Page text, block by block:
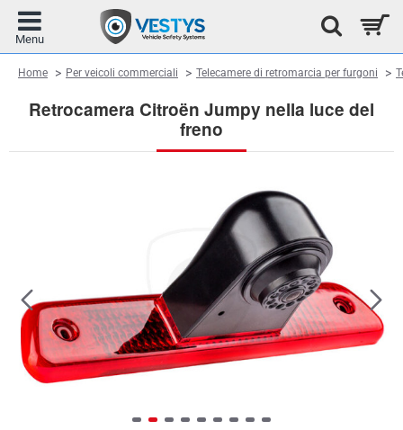
Retrocamera Citroën Jumpy nella luce del
freno
HomehomePer veicoli commerciali Telecamere di retromarcia per furgoni